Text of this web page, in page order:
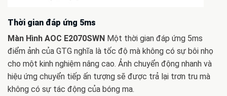
Thời gian đáp ứng 5ms
Màn Hình AOC E2070SWN Một thời gian đáp ứng 5ms
điểm ảnh của GTG nghĩa là tốc độ mà không có sự bôi nhọ
cho một kinh nghiệm nâng cao. Ảnh chuyển động nhanh và
hiệu ứng chuyển tiếp ấn tượng sẽ được trả lại trơn tru mà
không có sự tác động của bóng ma.